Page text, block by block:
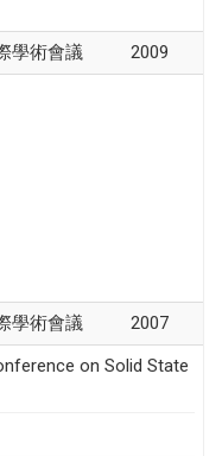
學術會議
2009
學術會議
2007
on Solid State